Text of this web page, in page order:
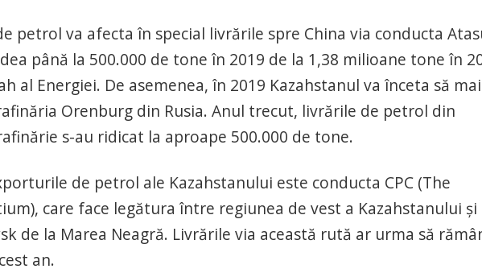
petrol va afecta în special livrările spre China via conducta
până la 500.000 de tone în 2019 de la 1,38 milioane tone în
al Energiei. De asemenea, în 2019 Kazahstanul va înceta să mai
Orenburg din Rusia. Anul trecut, livrările de petrol din
s-au ridicat la aproape 500.000 de tone.
de petrol ale Kazahstanului este conducta CPC (The
care face legătura între regiunea de vest a Kazahstanului şi
de la Marea Neagră. Livrările via această rută ar urma să
an.